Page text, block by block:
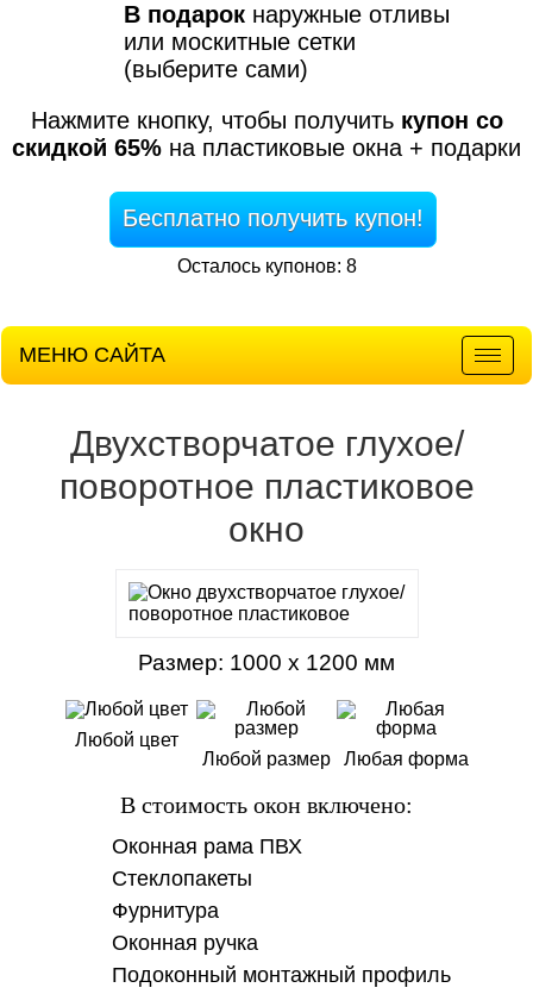
В подарок наружные отливы
или москитные сетки
(выберите сами)
Нажмите кнопку, чтобы получить купон со
скидкой 65% на пластиковые окна + подарки
Бесплатно получить купон!
Осталось купонов: 8
МЕНЮ САЙТА
Двухстворчатое глухое/
поворотное пластиковое
окно
Размер: 1000 х 1200 мм
Любой цвет
Любой размер
Любая форма
В стоимость окон включено:
Оконная рама ПВХ
Стеклопакеты
Фурнитура
Оконная ручка
Подоконный монтажный профиль